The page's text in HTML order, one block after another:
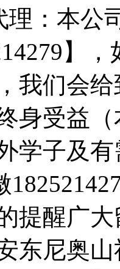
理：本公
】
我们会
身受益
学子及
提醒广
东尼奥